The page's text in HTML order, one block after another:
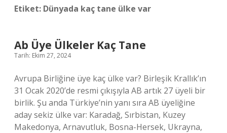
Etiket: Dünyada kaç tane ülke var
Ab Üye Ülkeler Kaç Tane
Tarih: Ekim 27, 2024
Avrupa Birliğine üye kaç ülke var? Birleşik Krallık’ın
31 Ocak 2020’de resmi çıkışıyla AB artık 27 üyeli bir
birlik. Şu anda Türkiye’nin yanı sıra AB üyeliğine
aday sekiz ülke var: Karadağ, Sırbistan, Kuzey
Makedonya, Arnavutluk, Bosna-Hersek, Ukrayna,